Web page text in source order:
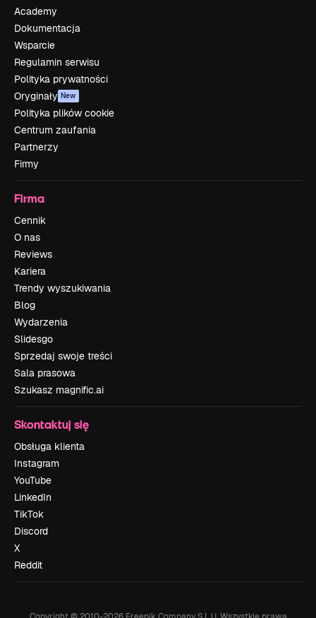
Academy
Dokumentacja
Wsparcie
Regulamin serwisu
Polityka prywatności
Oryginały New
Polityka plików cookie
Centrum zaufania
Partnerzy
Firmy
Firma
Cennik
O nas
Reviews
Kariera
Trendy wyszukiwania
Blog
Wydarzenia
Slidesgo
Sprzedaj swoje treści
Sala prasowa
Szukasz magnific.ai
Skontaktuj się
Obsługa klienta
Instagram
YouTube
LinkedIn
TikTok
Discord
X
Reddit